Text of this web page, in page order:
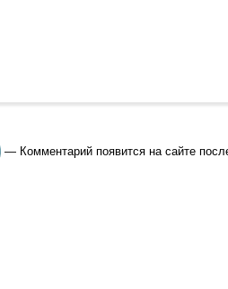
— Комментарий появится на сайте